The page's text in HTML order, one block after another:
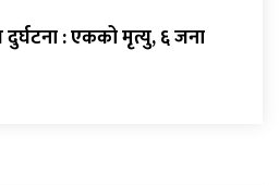
: एकको मृत्यु, ६ जना